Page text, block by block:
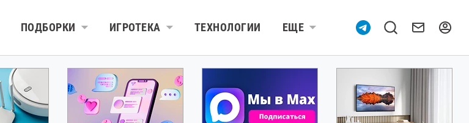
ПОДБОРКИ ИГРОТЕКА ТЕХНОЛОГИИ ЕЩЕ